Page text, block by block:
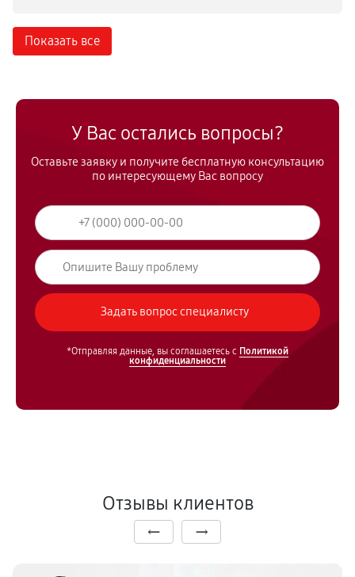
Показать все
У Вас остались вопросы?
Оставьте заявку и получите бесплатную консультацию
по интересующему Вас вопросу
*Отправляя данные, вы соглашаетесь с Политикой
конфиденциальности
Отзывы клиентов